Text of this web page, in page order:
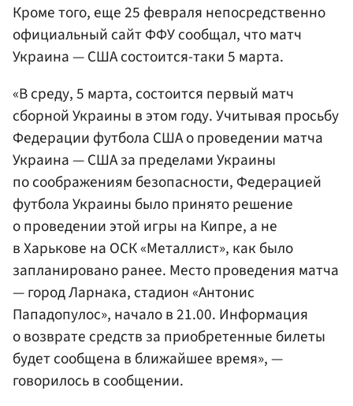
Кроме того, еще 25 февраля непосредственно
официальный сайт ФФУ сообщал, что матч
Украина — США состоится-таки 5 марта.
«В среду, 5 марта, состоится первый матч
сборной Украины в этом году. Учитывая просьбу
Федерации футбола США о проведении матча
Украина — США за пределами Украины
по соображениям безопасности, Федерацией
футбола Украины было принято решение
о проведении этой игры на Кипре, а не
в Харькове на ОСК «Металлист», как было
запланировано ранее. Место проведения матча
— город Ларнака, стадион «Антонис
Пападопулос», начало в 21.00. Информация
о возврате средств за приобретенные билеты
будет сообщена в ближайшее время», —
говорилось в сообщении.